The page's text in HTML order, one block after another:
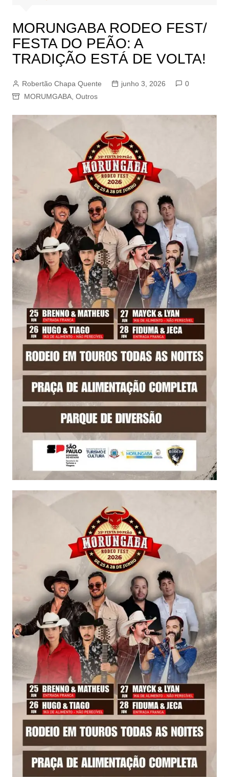
MORUNGABA RODEO FEST/
FESTA DO PEÃO: A
TRADIÇÃO ESTÁ DE VOLTA!
Robertão Chapa Quente junho 3, 2026
0
MORUMGABA, Outros